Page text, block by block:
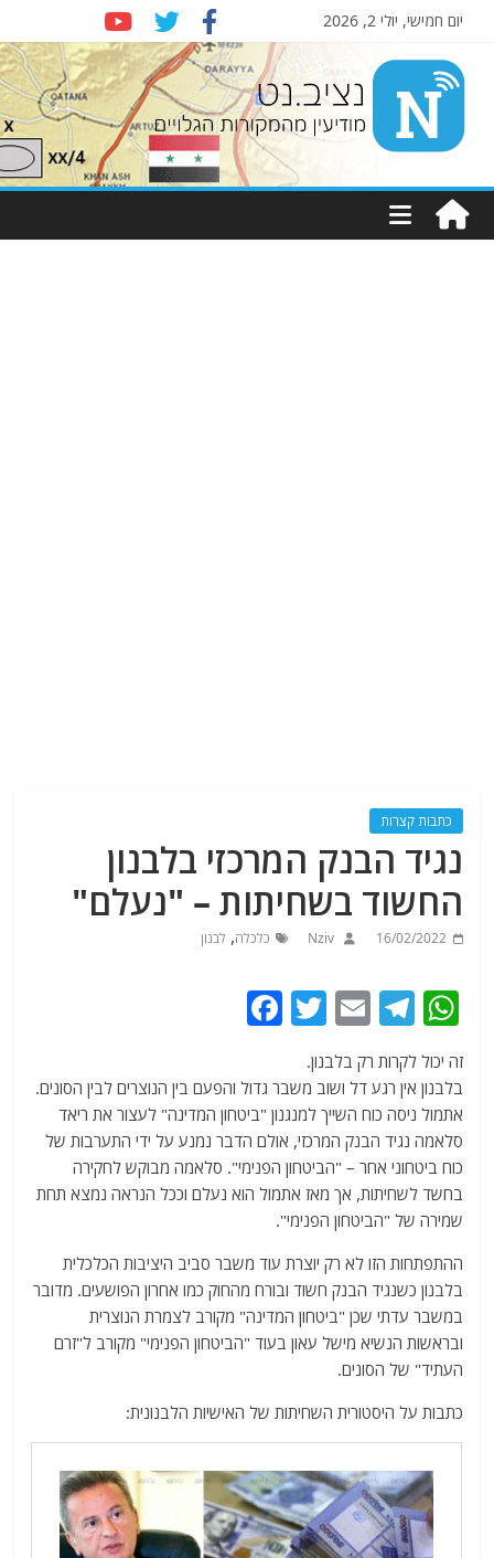
יום חמישי, יולי 2, 2026
Nziv.net
מודיעין
מהמקורות
כתבות קצרות
נגיד הבנק המרכזי בלבנון
החשוד בשחיתות – "נעלם"
16/02/2022
Nziv כלכלה, לבנון
W
h
at
s
A
p
p
T
e
g
ra
m
E
m
ai
l
T
itt
er
c
e
b
o
k
זה יכול לקרות רק בלבנון.
בלבנון אין רגע דל ושוב משבר גדול והפעם בין הנוצרים לבין הסונים.
אתמול ניסה כוח השייך למנגנון "ביטחון המדינה" לעצור את ריאד
סלאמה נגיד הבנק המרכזי, אולם הדבר נמנע על ידי התערבות של
כוח ביטחוני אחר – "הביטחון הפנימי". סלאמה מבוקש לחקירה
בחשד לשחיתות, אך מאז אתמול הוא נעלם וככל הנראה נמצא תחת
שמירה של "הביטחון הפנימי".
ההתפתחות הזו לא רק יוצרת עוד משבר סביב היציבות הכלכלית
בלבנון כשנגיד הבנק חשוד ובורח מהחוק כמו אחרון הפושעים. מדובר
במשבר עדתי שכן "ביטחון המדינה" מקורב לצמרת הנוצרית
ובראשות הנשיא מישל עאון בעוד "הביטחון הפנימי" מקורב ל"זרם
העתיד" של הסונים.
כתבות על היסטורית השחיתות של האישיות הלבנונית: